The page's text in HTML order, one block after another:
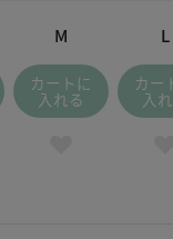
M
カートに
入れる
L
カー
入